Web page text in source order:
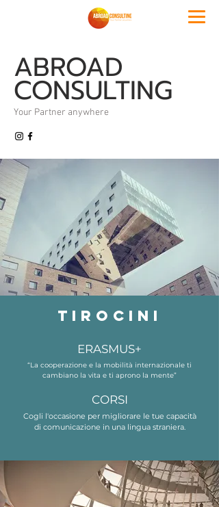
ABROAD
CONSULTING
Your Partner anywhere
TIROCINI
ERASMUS+
“La cooperazione e la mobilità internazionale ti
cambiano la vita e ti aprono la mente”
CORSI
Cogli l'occasione per migliorare le tue capacità
di comunicazione in una lingua straniera.